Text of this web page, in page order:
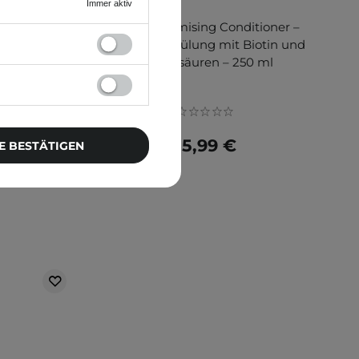
-
Keratin
Q+A - Volumising Conditioner –
Volumen-Spülung mit Biotin und
Aminosäuren – 250 ml
15,99 €
Immer aktiv
BESTÄTIGEN